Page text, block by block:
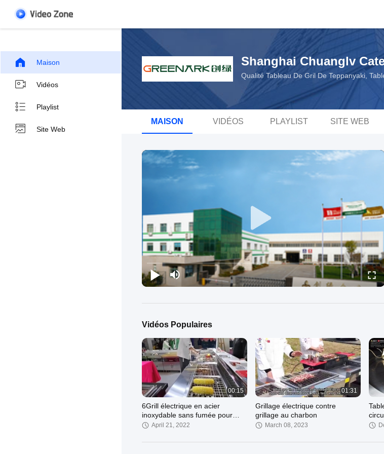
Maison
Vidéos
Playlist
Site Web
Shanghai Chuanglv
Qualité Tableau De Gril De Teppanyaki,
MAISON VIDÉOS PLAYLIST SITE WEB
Vidéos Populaires
00:15
6Grill électrique en acier
inoxydable sans fumée pour
restaurant
April 21, 2022
01:31
Grillage électrique contre
grillage au charbon
March 08, 2023